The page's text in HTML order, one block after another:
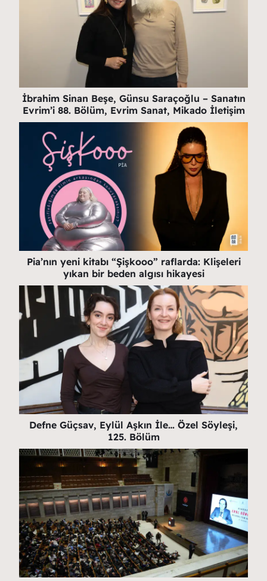
İbrahim Sinan Beşe, Günsu Saraçoğlu – Sanatın
Evrim’i 88. Bölüm, Evrim Sanat, Mikado İletişim
Pia’nın yeni kitabı “Şişkooo” raflarda: Klişeleri
yıkan bir beden algısı hikayesi
Defne Güçsav, Eylül Aşkın İle… Özel Söyleşi,
125. Bölüm